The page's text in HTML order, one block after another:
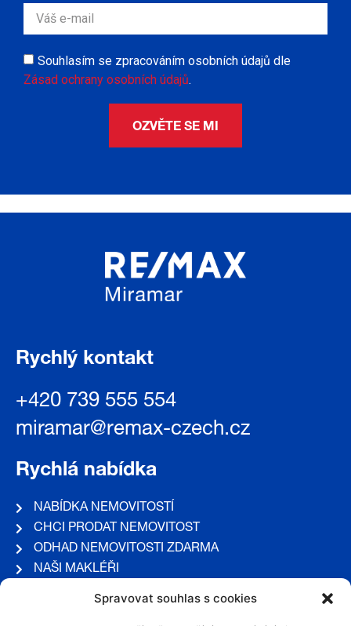
Spravovat souhlas s cookies
Souhlasím se zpracováním osobních údajů dle
Zásad ochrany osobních údajů.
OZVĚTE SE MI
Rychlý kontakt
+420 739 555 554
miramar@remax-czech.cz
Rychlá nabídka
NABÍDKA NEMOVITOSTÍ
CHCI PRODAT NEMOVITOST
ODHAD NEMOVITOSTI ZDARMA
NAŠI MAKLÉŘI